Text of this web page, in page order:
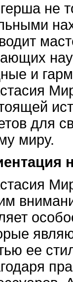
не
и
для
миру.
ее